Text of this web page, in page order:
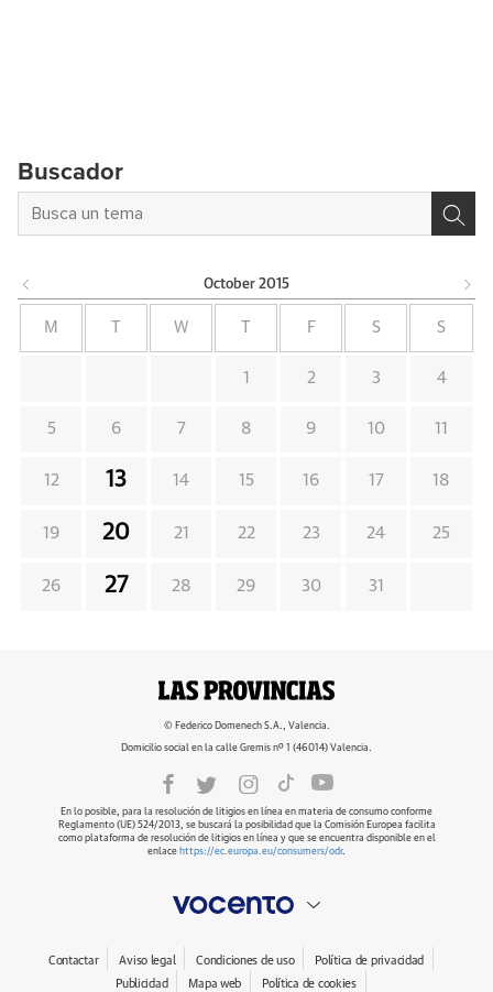
Buscador
October 2015
M W F S S
1 2 3 4
5 6 7 8 9 10 11
12 13 14 15 16 17 18
19 20 21 22 23 24 25
26 27 28 29 30 31
© Federico Domenech S.A., Valencia.
Domicilio social en la calle Gremis nº 1 (46014) Valencia.
En lo posible, para la resolución de litigios en línea en materia de consumo conforme
Reglamento (UE) 524/2013, se buscará la posibilidad que la Comisión Europea facilita
como plataforma de resolución de litigios en línea y que se encuentra disponible en el
enlace https://ec.europa.eu/consumers/odr.
Contactar Aviso legal Condiciones de uso
Política de privacidad
Publicidad
Mapa web Política de cookies